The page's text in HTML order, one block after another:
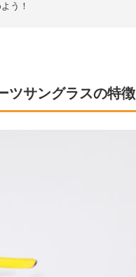
う！
ツサングラスの特徴